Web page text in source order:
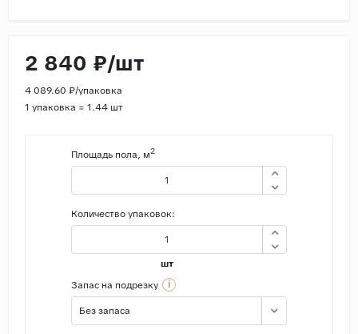
2 840 ₽/шт
4 089.60 ₽/упаковка
1 упаковка = 1.44 шт
Площадь пола, м2
Количество упаковок:
шт
Запас на подрезку
i
Без запаса